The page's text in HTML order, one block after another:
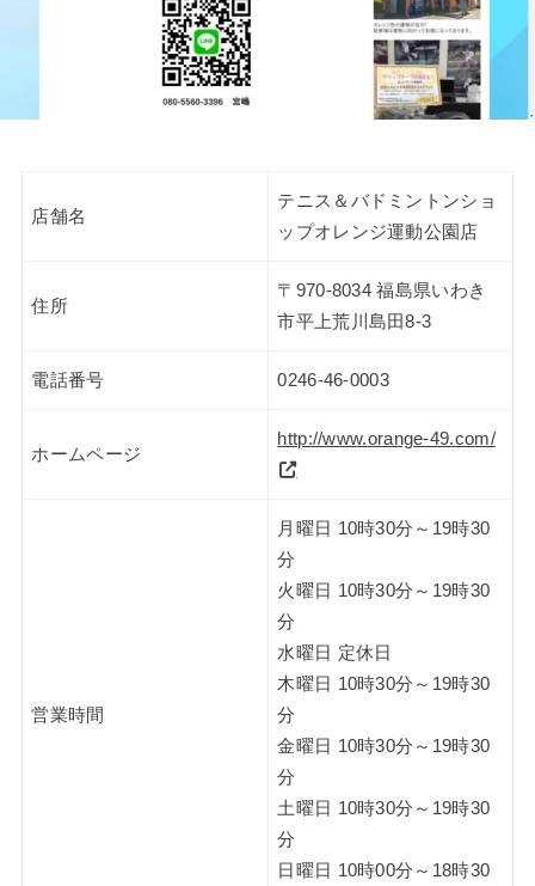
店舗名
テニス＆バドミントンショ
ップオレンジ運動公園店
住所
〒970-8034 福島県いわき
市平上荒川島田8-3
電話番号 0246-46-0003
ホームページ
http://www.orange-49.com/
営業時間
月曜日 10時30分～19時30
分
火曜日 10時30分～19時30
分
水曜日 定休日
木曜日 10時30分～19時30
分
金曜日 10時30分～19時30
分
土曜日 10時30分～19時30
分
日曜日 10時00分～18時30